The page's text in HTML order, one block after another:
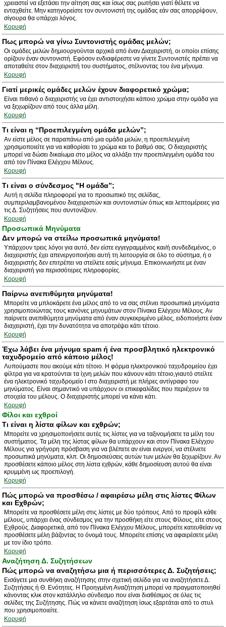
χρειαστεί να εξετάσει την αίτηση σας και ίσως σας ρωτήσει γιατί θέλετε να
ενταχθείτε. Μην κατηγορείστε τον συντονιστή της ομάδας εάν σας απορρίψουν,
σίγουρα θα υπάρχει λόγος.
Κορυφή
Πως μπορώ να γίνω Συντονιστής ομάδας μελών;
Οι ομάδες μελών δημιουργούνται αρχικά από έναν Διαχειριστή, οι οποίοι επίσης
ορίζουν έναν συντονιστή. Εφόσον ενδιαφέρεστε να γίνετε Συντονιστές πρέπει να
αποταθείτε στον διαχειριστή του συστήματος, στέλνοντας του ένα μήνυμα.
Κορυφή
Γιατί μερικές ομάδες μελών έχουν διαφορετικό χρώμα;
Είναι πιθανό ο διαχειριστής να έχει αντιστοιχήσει κάποιο χρώμα στην ομάδα για
να ξεχωρίζουν από τους άλλα μέλη.
Κορυφή
Τι είναι η “Προεπιλεγμένη ομάδα μελών”;
Αν είστε μέλος σε παραπάνω από μια ομάδα μελών, η προεπιλεγμένη
χρησιμοποιείτε για να καθορίσει το χρώμα και το βαθμό σας. Ο διαχειριστής
μπορεί να δώσει δικαίωμα στο μέλος να αλλάξει την προεπιλεγμένη ομάδα του
από τον Πίνακα Ελέγχου Μέλους.
Κορυφή
Τι είναι ο σύνδεσμος "Η ομάδα”;
Αυτή η σελίδα πληροφορεί για το προσωπικό της σελίδας,
συμπεριλαμβανομένου διαχειριστών και συντονιστών όπως και λεπτομέρειες για
τις Δ. Συζητήσεις που συντονίζουν.
Κορυφή
Προσωπικά Μηνύματα
Δεν μπορώ να στείλω προσωπικά μηνύματα!
Υπάρχουν τρεις λόγοι για αυτό, δεν είστε εγγεγραμμένος και/ή συνδεδεμένος, ο
διαχειριστής έχει απενεργοποιήσει αυτή τη λειτουργία σε όλο το σύστημα, ή ο
διαχειριστής δεν επιτρέπει να στείλετε εσείς μήνυμα. Επικοινωνήστε με έναν
διαχειριστή για περισσότερες πληροφορίες.
Κορυφή
Παίρνω ανεπιθύμητα μηνύματα!
Μπορείτε να μπλοκάρετε ένα μέλος από το να σας στέλνει προσωπικά μηνύματα
χρησιμοποιώντας τους κανόνες μηνυμάτων στον Πίνακα Ελέγχου Μέλους. Αν
παίρνετε ανεπιθύμητα μηνύματα από έναν συγκεκριμένο μέλος, ειδοποιήστε έναν
διαχειριστή, έχει την δυνατότητα να αποτρέψει κάτι τέτοιο.
Κορυφή
Έχω λάβει ένα μήνυμα spam ή ένα προσβλητικό ηλεκτρονικό
ταχυδρομείο από κάποιο μέλος!
Λυπούμαστε που ακούμε κάτι τέτοιο. Η φόρμα ηλεκτρονικού ταχυδρομείου έχει
φίλτρα για να κρατούνται τα ίχνη μελών που κάνουν κάτι τέτοιο,γιαυτό στείλτε
ένα ηλεκτρονικό ταχυδρομείο l στο διαχειριστή με πλήρες αντίγραφο του
μηνύματος. Είναι σημαντικό να υπάρχουν οι επικεφαλίδες που περιέχουν τα
στοιχεία του μέλους. Ο διαχειριστής μπορεί να κάνει κάτι.
Κορυφή
Φίλοι και εχθροί
Τι είναι η λίστα φίλων και εχθρών;
Μπορείτε να χρησιμοποιήσετε αυτές τις λίστες για να ταξινομήσετε τα μέλη του
συστήματος. Τα μέλη της λίστας φίλων θα υπάρχουν και στον Πίνακα Ελέγχου
Μέλους για γρήγορη πρόσβαση για να βλέπετε αν είναι ενεργοί, να στέλνετε
προσωπικά μηνύματα, κλπ. Οι δημοσιεύσεις αυτών των μελών θα ξεχωρίζουν. Αν
προσθέσετε κάποιο μέλος στη λίστα εχθρών, κάθε δημοσίευση αυτού θα είναι
κρυμμένη ως προεπιλογή.
Κορυφή
Πώς μπορώ να προσθέσω / αφαιρέσω μέλη στις λίστες Φίλων
και Εχθρών;
Μπορείτε να προσθέσετε μέλη στις λίστες με δύο τρόπους. Από το προφίλ κάθε
μέλους, υπάρχει ένας σύνδεσμος για την προσθήκη είτε στους Φίλους, είτε στους
Εχθρούς. Διαφορετικά, από τον Πίνακα Ελέγχου Μέλους, μπορείτε κατευθείαν να
προσθέσετε μέλη βάζοντας το όνομά τους. Μπορείτε επίσης να αφαιρέσετε μέλη
με τον ίδιο τρόπο.
Κορυφή
Αναζήτηση Δ. Συζητήσεων
Πώς μπορώ να αναζητήσω μια ή περισσότερες Δ. Συζητήσεις;
Εισάγετε μια συνθήκη αναζήτησης στην σχετική σελίδα για να αναζητήσετε Δ.
Συζητήσεις ή Θ. Ενότητες. Η Προηγμένη Αναζήτηση μπορεί να πραγματοποιηθεί
κάνοντας κλικ στον κατάλληλο σύνδεσμο που είναι διαθέσιμος σε όλες τις
σελίδες της Συζήτησης. Πώς να κάνετε αναζήτηση ίσως εξαρτάται από το στυλ
που χρησιμοποιείτε.
Κορυφή